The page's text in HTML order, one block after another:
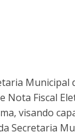
Fiscal
visando
Secretaria